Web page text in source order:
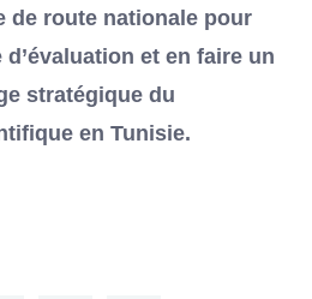
de route nationale pour
et en faire un
stratégique du
en Tunisie.